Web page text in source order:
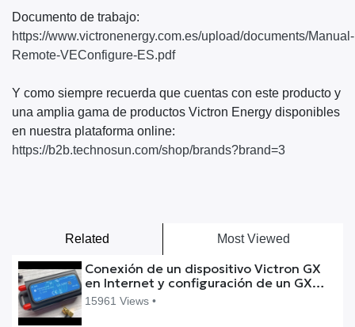
Related Most Viewed
Conexión de un dispositivo Victron GX
en Internet y configuración de un GX
GSM
15961 Views •
Documento de trabajo:
https://www.victronenergy.com.es/upload/documents/Manual-
Remote-VEConfigure-ES.pdf
Y como siempre recuerda que cuentas con este producto y
una amplia gama de productos Victron Energy disponibles
en nuestra plataforma online:
https://b2b.technosun.com/shop/brands?brand=3